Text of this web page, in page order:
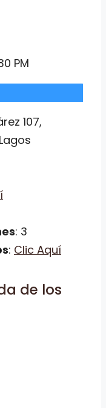
PM
107,
: 3
: Clic Aquí
de los